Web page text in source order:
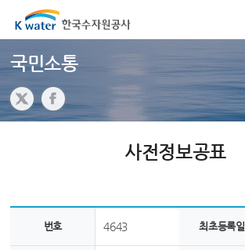
국민소통
사전정보공표
번호 4643 최초등록일